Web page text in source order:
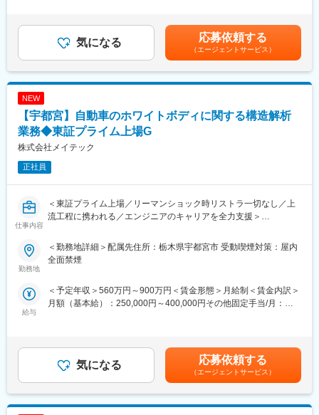
手厚い福利厚生：配属先への勤務に伴う引っ越し費用に関して
は、会社が全額負担します。家賃補助の金額に関して、6万円（家
賃＋共益費）の物件を上限として半分を支給いたします。他にも
家族手当制度等がございます。
◎専門性を高めキャリアが目指せる
◎異なる分野・異なる業種へのチャレンジも可能
◎管理職・マネジメントやスペシャリストなど思考に合わせ選択
できる
◆スキルアップ支援体制：
◎24時間365日好きな時間に技術系動画や勉強が可能！
◎Zoomにて技術研修を月数回開催！プログラミングや設計など幅
広いトピックスを用意
◎専門教育機関で技術取得が目指せる！
変更の範囲：会社の定める業務
・ANSYS Fluent、STAR-CCM+、OpenFOAMなどの解析ソフトを
用いたCFDシミュレーション
・粒子の拡散・沈降・再飛散などの挙動解析およびシミュレーシ
ョン条件設定
・フィルタやダクト内における粒子捕集効率の評価
・プラントや換気設備設計に関わる技術支援
■扱うサービス
CFD解析を中心に、粒子挙動評価や技術検証サービスを提供しま
す。
当社は研究開発や技術支援に特化したエンジニア集団で、専門性
の高い社員が多数在籍しています。
高度なシミュレーション技術を活かし、社会インフラの安全確保
に直接貢献できるやりがいがあります。新しい知識を積極的に吸
■教育体制
■就業環境
完全週休2日制（土日祝休み）、年間休日125日。残業は月平均3
時間程度で、プライベートと両立しやすい環境です。借上社宅や
各種手当も充実しています。
回）■モデル年収：年収450万円／月給30万円＋賞与＋各種手当年
収550万円／月給36万円＋賞与＋各種手当年収650万円／月給42
万円＋賞与＋各種手当賃金はあくまでも目安の金額であり、選考
を通じて上下する可能性があります。月給(月額)は固定手当を含め
た表記です。
気になる 応募依頼する
（エージェントサービス）
NEW
【宇都宮】自動車のホワイトボディに関する構造解析
業務◆東証プライム上場G
株式会社メイテック
正社員
仕事内容
＜東証プライム上場／リーマンショック時リストラ一切なし／上
流工程に携われる／エンジニアのキャリアを全力支援＞
【業務内容】
車の開発に関わる構造解析業務（CAEの実施、資料作成、他部署
ください。入社時の受注状況や、本人のキャリアアップを第一に
考え、希望を考慮し決定いたします。
られている車体、部品の設計に携わる事ができます。
■上流工程に携わる事が出来る：
当社では詳細設計以上の上流工程の案件が90％以上という状況で
す。
勤務地
＜勤務地詳細＞配属先住所：栃木県宇都宮市 受動喫煙対策：屋内
全面禁煙
給与
＜予定年収＞560万円～900万円＜賃金形態＞月給制＜賃金内訳＞
月額（基本給）：250,000円～400,000円その他固定手当/月：
選考を通じて上下する可能性があります。月給(月額)は固定手当を
含めた表記です。
気になる 応募依頼する
（エージェントサービス）